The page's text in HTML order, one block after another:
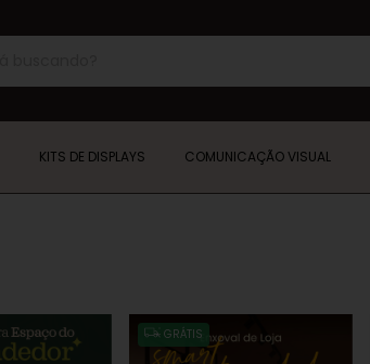
KITS DE DISPLAYS COMUNICAÇÃO VISUAL
GRÁTIS